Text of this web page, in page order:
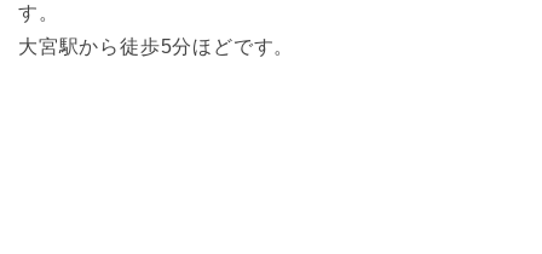
す。
大宮駅から徒歩5分ほどです。